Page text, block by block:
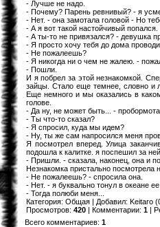
- Лучше не надо.
- Почему? Парень ревнивый? - я
- Нет. - она замотала головой - Но
- А я вот такой настойчивый
- А ты-то не привязался? - девушка
- Я просто хочу тебя до дома
- Не пожалеешь?
- Я никогда ни о чем не жалею. -
- Пошли.
И я побрел за этой незнакомкой.
зайцы. Стало еще темнее, словно и
Еще немного и мы оказались в
голове.
- Да ну, не может быть... -
- Ты что-то сказал?
- Я спросил, куда мы идем?
- Ну, ты же сам напросился меня
Я посмотрел вперед. Улица
подошла к калитке. я поспешил за
- Пришли. - сказала, наконец, она и
Незнакомка пристально посмотрела
- Не пожалеешь? - спросила она.
- Нет. - я буквально тонул в океане
- Тогда полюби меня...
Категория: Общая | Добавил: Keitaro
Просмотров: 420 | Комментарии: 1 |
Всего комментариев: 1